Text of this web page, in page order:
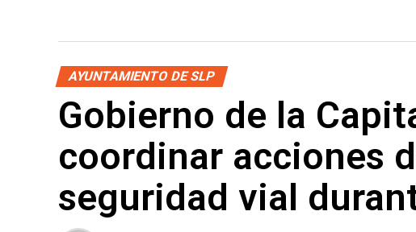
AYUNTAMIENTO DE SLP
Gobierno de la
coordinar acciones
seguridad vial